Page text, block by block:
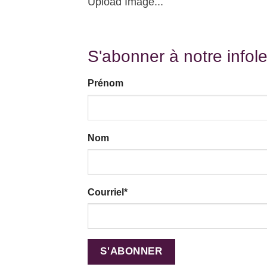
S'abonner à notre
Prénom
Nom
Courriel *